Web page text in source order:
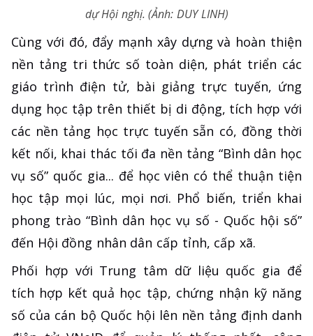
dự Hội nghị. (Ảnh: DUY LINH)
Cùng với đó, đẩy mạnh xây dựng và hoàn thiện
nền tảng tri thức số toàn diện, phát triển các
giáo trình điện tử, bài giảng trực tuyến, ứng
dụng học tập trên thiết bị di động, tích hợp với
các nền tảng học trực tuyến sẵn có, đồng thời
kết nối, khai thác tối đa nền tảng “Bình dân học
vụ số” quốc gia... để học viên có thể thuận tiện
học tập mọi lúc, mọi nơi. Phổ biến, triển khai
phong trào “Bình dân học vụ số - Quốc hội số”
đến Hội đồng nhân dân cấp tỉnh, cấp xã.
Phối hợp với Trung tâm dữ liệu quốc gia để
tích hợp kết quả học tập, chứng nhận kỹ năng
số của cán bộ Quốc hội lên nền tảng định danh